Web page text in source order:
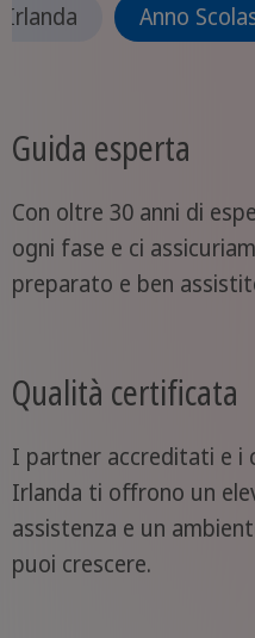
Irlanda Anno
Guida esperta
Con oltre 30 anni di
ogni fase e ci
preparato e ben
Qualità certificata
I partner accreditati e i
Irlanda ti offrono un
assistenza e un
puoi crescere.